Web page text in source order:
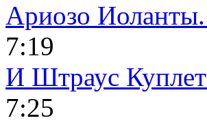
Ариозо
7:19
И Штраус
7:25